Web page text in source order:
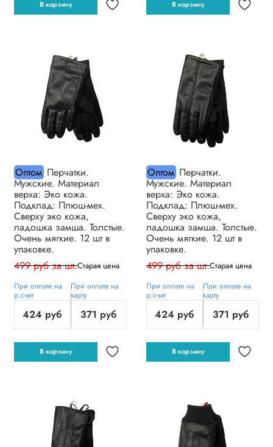
В корзину В корзину
ОптомПерчатки.
Мужские. Материал
верха: Эко кожа.
Подклад: Плюш-мех.
Сверху эко кожа,
ладошка замша. Толстые.
Очень мягкие. 12 шт в
упаковке.
499 руб за шт.Старая цена
При оплате на
р.счет
424 руб
При оплате на
карту
371 руб
В корзину
ОптомПерчатки.
Мужские. Материал
верха: Эко кожа.
Подклад: Плюш-мех.
Сверху эко кожа,
ладошка замша. Толстые.
Очень мягкие. 12 шт в
упаковке.
499 руб за шт.Старая цена
При оплате на
р.счет
424 руб
При оплате на
карту
371 руб
В корзину